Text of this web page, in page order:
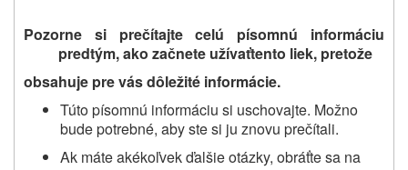
Pozorne si prečítajte celú písomnú informáciu
predtým, ako začnete užívaťtento liek, pretože
obsahuje pre vás dôležité informácie.
Túto písomnú informáciu si uschovajte. Možno
bude potrebné, aby ste si ju znovu prečítali.
Ak máte akékoľvek ďalšie otázky, obráťte sa na